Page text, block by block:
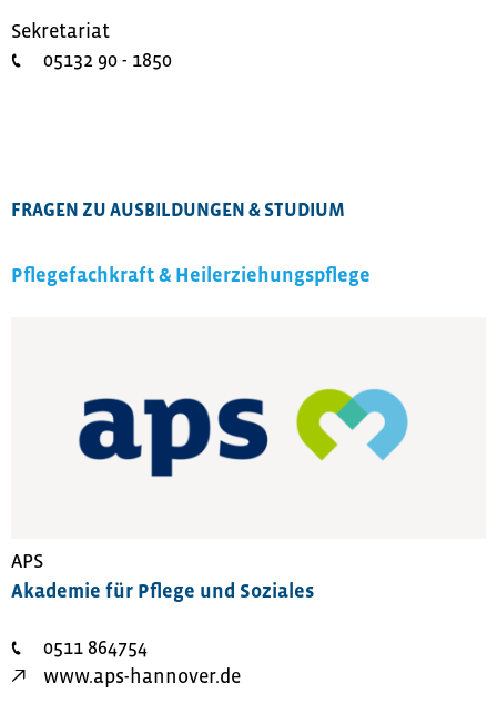
Sekretariat
05132 90 - 1850
FRAGEN ZU AUSBILDUNGEN & STUDIUM
Pflegefachkraft & Heilerziehungspflege
APS
Akademie für Pflege und Soziales
0511 864754
www.aps-hannover.de